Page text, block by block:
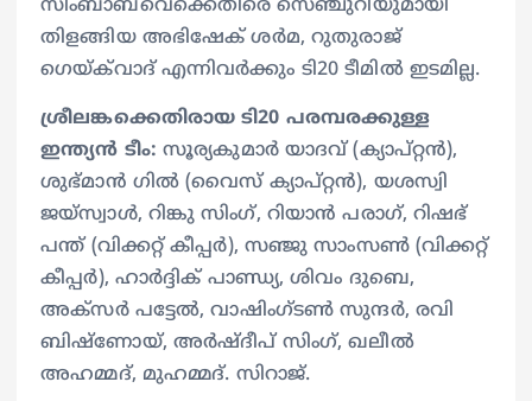
സിംബാബ്‌വെക്കെതിരെ സെഞ്ചുറിയുമായി
തിളങ്ങിയ അഭിഷേക് ശര്‍മ, റുതുരാജ്
ഗെയ്ക്‌വാദ് എന്നിവര്‍ക്കും ടി20 ടീമില്‍ ഇടമില്ല.
ശ്രീലങ്കക്കെതിരായ ടി20 പരമ്പരക്കുള്ള
ഇന്ത്യൻ ടീം: സൂര്യകുമാർ യാദവ് (ക്യാപ്റ്റൻ),
ശുഭ്‌മാൻ ഗിൽ (വൈസ് ക്യാപ്റ്റൻ), യശസ്വി
ജയ്‌സ്വാൾ, റിങ്കു സിംഗ്, റിയാൻ പരാഗ്, റിഷഭ്
പന്ത് (വിക്കറ്റ് കീപ്പര്‍), സഞ്ജു സാംസൺ (വിക്കറ്റ്
കീപ്പര്‍), ഹാർദ്ദിക് പാണ്ഡ്യ, ശിവം ദുബെ,
അക്സർ പട്ടേൽ, വാഷിംഗ്ടൺ സുന്ദർ, രവി
ബിഷ്‌ണോയ്, അർഷ്ദീപ് സിംഗ്, ഖലീൽ
അഹമ്മദ്, മുഹമ്മദ്. സിറാജ്.